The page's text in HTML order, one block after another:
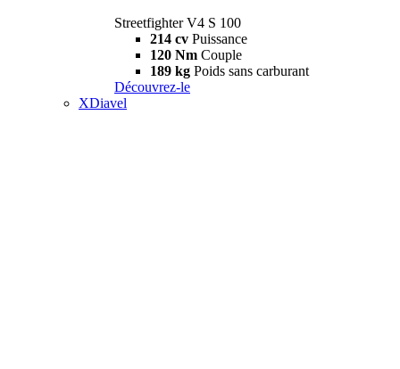
Streetfighter V4 S 100
214 cv Puissance
120 Nm Couple
189 kg Poids sans carburant
Découvrez-le
XDiavel